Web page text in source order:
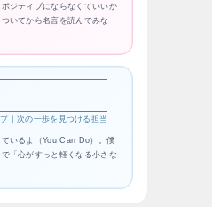
ジティブにならなくていいか
いてから名言を読んでみな
｜次の一歩を見つける担当
いるよ（You Can Do）。僕
「心がすっと軽くなる小さな